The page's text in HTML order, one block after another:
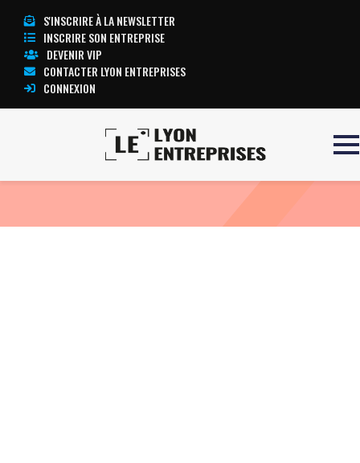
S'INSCRIRE À LA NEWSLETTER
INSCRIRE SON ENTREPRISE
DEVENIR VIP
CONTACTER LYON ENTREPRISES
CONNEXION